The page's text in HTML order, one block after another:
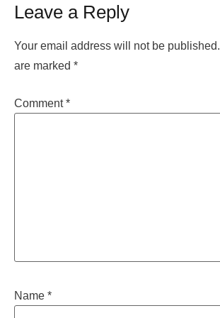
Leave a Reply
Your email address will not be published.
are marked *
Comment*
Name *